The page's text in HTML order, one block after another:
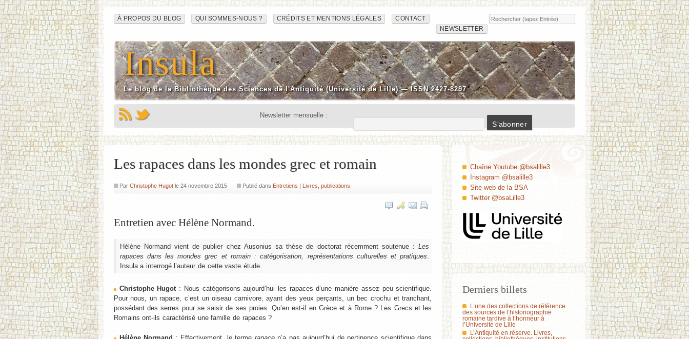
Rechercher
Navigation
du
site
Aller
À PROPOS DU BLOG QUI SOMMES-NOUS ? CRÉDITS ET MENTIONS LÉGALES
CONTACT
NEWSLETTER
Insula
Le blog de la Bibliothèque des Sciences de l'Antiquité (Université de Lille) — ISSN 2427-8297
Newsletter mensuelle :
Les rapaces dans les mondes grec et romain
Par Christophe Hugotle 24 novembre 2015 Publié dansEntretiens |Livres, publications
Entretien avec Hélène Normand.
Hélène Normand vient de publier chez Ausonius sa thèse de doctorat récemment soutenue :Les
rapaces dans les mondes grec et romain : catégorisation, représentations culturelles et pratiques.
Insula a interrogé l’auteur de cette vaste étude.
Christophe Hugot : Nous catégorisons aujourd’hui les rapaces d’une manière assez peu scientifique.
Pour nous, un rapace, c’est un oiseau carnivore, ayant des yeux perçants, un bec crochu et tranchant,
possédant des serres pour se saisir de ses proies. Qu’en est-il en Grèce et à Rome ? Les Grecs et les
Romains ont-ils caractérisé une famille de rapaces ?
Chaîne Youtube @bsalille3
Instagram @bsalille3
Site web de la BSA
Twitter @bsaLille3
Derniers billets
L’une des collections de référence
des sources de l’historiographie
romaine tardive à l’honneur à
l’Université de Lille
L’Antiquité en réserve. Livres,